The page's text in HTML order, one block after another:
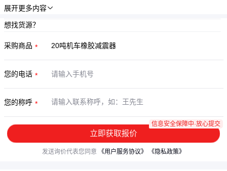
展开更多内容
想找货源？
采购商品
您的电话
您的称呼
立即获取报价
信息安全保障中·放心提交
发送询价代表您同意 《用户服务协议》 《隐私政策》